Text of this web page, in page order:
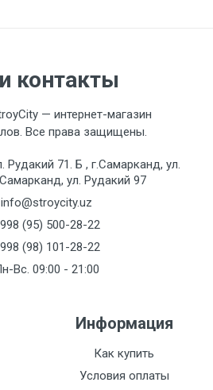
контакты
— интернет-магазин
Все права защищены.
Рудакий 71. Б , г.Самарканд, ул.
ул. Рудакий 97
info@stroycity.uz
(95) 500-28-22
(98) 101-28-22
Вс. 09:00 - 21:00
Информация
Как купить
Условия оплаты